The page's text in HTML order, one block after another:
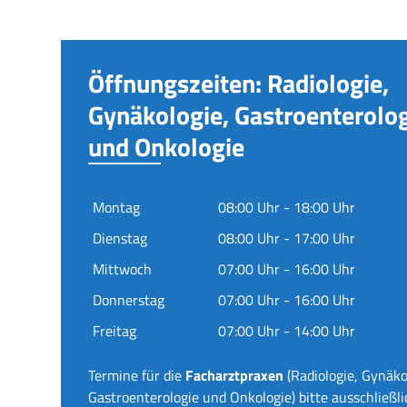
Öffnungszeiten: Radiologie,
Gynäkologie,
und Onkologie
Montag
08:00 Uhr - 18:00 Uhr
Dienstag
08:00 Uhr - 17:00 Uhr
Mittwoch
07:00 Uhr - 16:00 Uhr
Donnerstag
07:00 Uhr - 16:00 Uhr
Freitag
07:00 Uhr - 14:00 Uhr
Termine für die Facharztpraxen (Radiologie,
Gastroenterologie und Onkologie) bitte